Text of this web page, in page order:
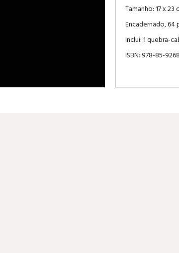
Tamanho: 17 x 23
Encadernado, 64
Inclui: 1 quebra-
ISBN: 978-85-